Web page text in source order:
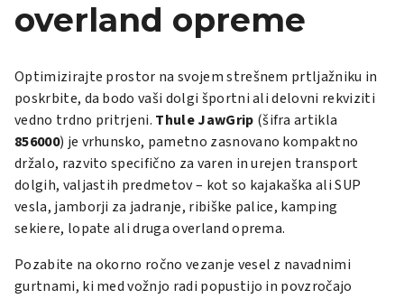
overland opreme
Optimizirajte prostor na svojem strešnem prtljažniku in
poskrbite, da bodo vaši dolgi športni ali delovni rekviziti
vedno trdno pritrjeni. Thule JawGrip (šifra artikla
856000) je vrhunsko, pametno zasnovano kompaktno
držalo, razvito specifično za varen in urejen transport
dolgih, valjastih predmetov – kot so kajakaška ali SUP
vesla, jamborji za jadranje, ribiške palice, kamping
sekiere, lopate ali druga overland oprema.
Pozabite na okorno ročno vezanje vesel z navadnimi
gurtnami, ki med vožnjo radi popustijo in povzročajo